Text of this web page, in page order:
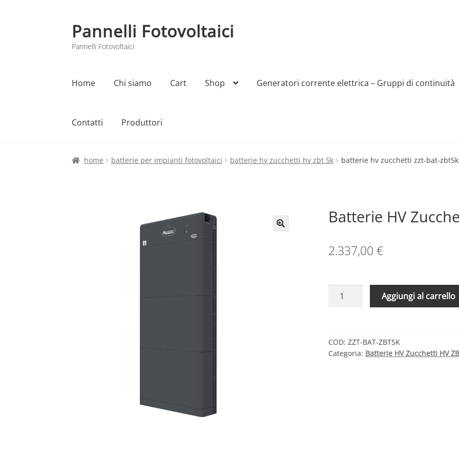
Vai
alla
navigazione
Vai
al
contenuto
Pannelli Fotovoltaici
Pannelli Fotovoltaici
Home Chi siamo Cart Shop Generatori corrente elettrica – Gruppi di continuità
Contatti Produttori
Home Cart Checkout Chi siamo Contatti My account Produttori Sample Page Shop
home batterie per impianti fotovoltaici batterie hv zucchetti hv zbt 5k batterie hv zucchetti zzt-bat-zbt5k
Batterie HV
2.337,00 €
Batterie
BAT-
ZBT5K
Aggiungi al carrello
COD: ZZT-BAT-ZBT5K
Categoria: Batterie HV Zucchetti HV